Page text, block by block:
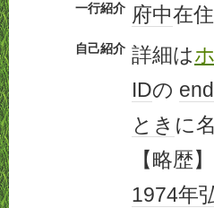
一行紹介 府中在
自己紹介 詳細は
IDの
とき に
【略歴】
1974年